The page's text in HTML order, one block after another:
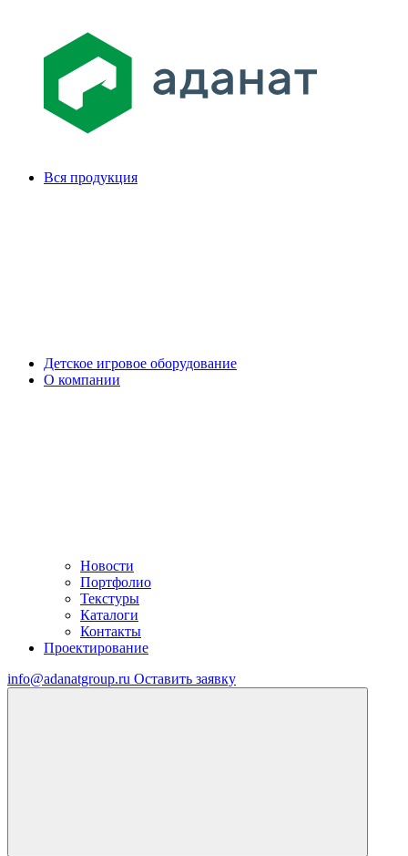
Вся продукция
Детское игровое оборудование
О компании
Новости
Портфолио
Текстуры
Каталоги
Контакты
Проектирование
info@adanatgroup.ru Оставить заявку